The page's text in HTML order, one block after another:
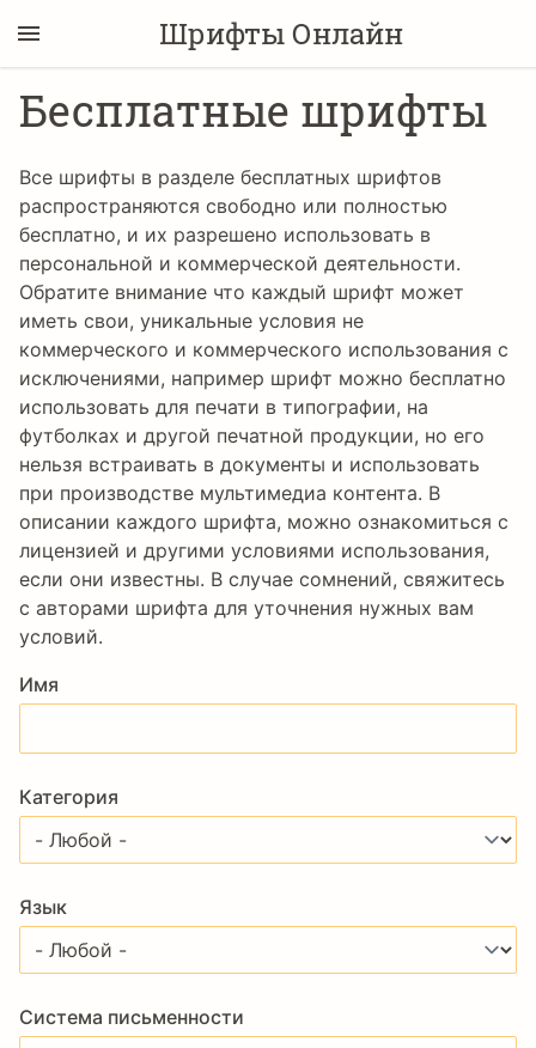
Шрифты Онлайн
Бесплатные шрифты
Все шрифты в разделе бесплатных шрифтов
распространяются свободно или полностью
бесплатно, и их разрешено использовать в
персональной и коммерческой деятельности.
Обратите внимание что каждый шрифт может
иметь свои, уникальные условия не
коммерческого и коммерческого использования с
исключениями, например шрифт можно бесплатно
использовать для печати в типографии, на
футболках и другой печатной продукции, но его
нельзя встраивать в документы и использовать
при производстве мультимедиа контента. В
описании каждого шрифта, можно ознакомиться с
лицензией и другими условиями использования,
если они известны. В случае сомнений, свяжитесь
с авторами шрифта для уточнения нужных вам
условий.
Имя
Категория
Язык
Система письменности